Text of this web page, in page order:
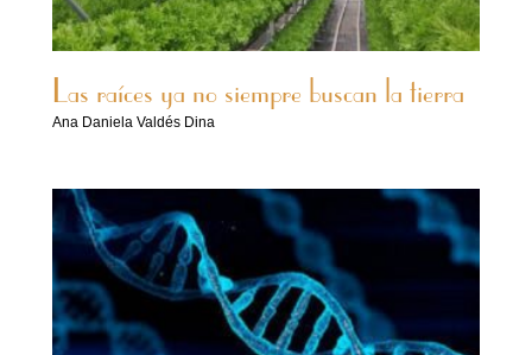
Las raíces ya no siempre buscan la tierra
Ana Daniela Valdés Dina